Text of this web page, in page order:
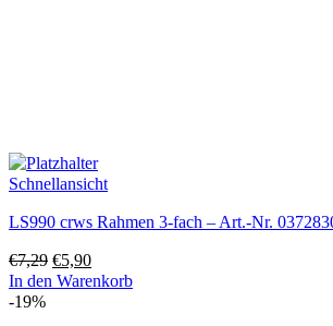
Schnellansicht
LS990 crws Rahmen 3-fach – Art.-Nr.
€7,29 Ursprünglicher
Preis
€5,90Aktueller
Preis
In den Warenkorb
-19%